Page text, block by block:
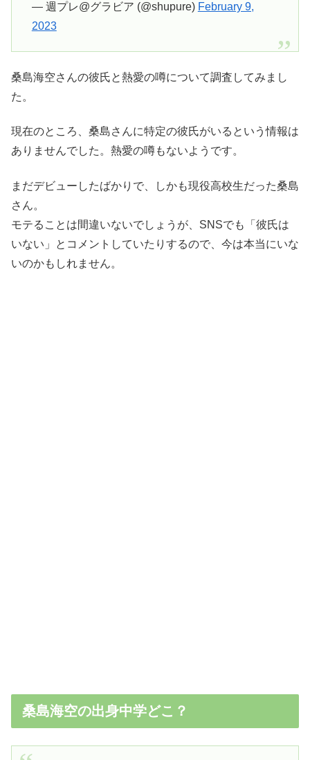
— 週プレ@グラビア (@shupure) February 9,
2023
桑島海空さんの彼氏と熱愛の噂について調査してみまし
た。
現在のところ、桑島さんに特定の彼氏がいるという情報は
ありませんでした。熱愛の噂もないようです。
まだデビューしたばかりで、しかも現役高校生だった桑島
さん。
モテることは間違いないでしょうが、SNSでも「彼氏は
いない」とコメントしていたりするので、今は本当にいな
いのかもしれません。
桑島海空の出身中学どこ？